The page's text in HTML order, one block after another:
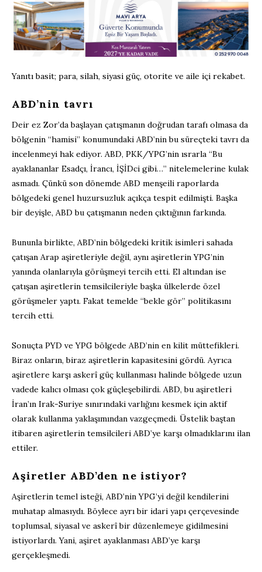
Yanıtı basit; para, silah, siyasi güç, otorite ve aile içi rekabet.
ABD’nin tavrı
Deir ez Zor’da başlayan çatışmanın doğrudan tarafı olmasa da
bölgenin “hamisi” konumundaki ABD’nin bu süreçteki tavrı da
incelenmeyi hak ediyor. ABD, PKK/YPG’nin ısrarla “Bu
ayaklananlar Esadçı, İrancı, İŞİDci gibi…” nitelemelerine kulak
asmadı. Çünkü son dönemde ABD menşeili raporlarda
bölgedeki genel huzursuzluk açıkça tespit edilmişti. Başka
bir deyişle, ABD bu çatışmanın neden çıktığının farkında.
Bununla birlikte, ABD’nin bölgedeki kritik isimleri sahada
çatışan Arap aşiretleriyle değil, aynı aşiretlerin YPG’nin
yanında olanlarıyla görüşmeyi tercih etti. El altından ise
çatışan aşiretlerin temsilcileriyle başka ülkelerde özel
görüşmeler yaptı. Fakat temelde “bekle gör” politikasını
tercih etti.
Sonuçta PYD ve YPG bölgede ABD’nin en kilit müttefikleri.
Biraz onların, biraz aşiretlerin kapasitesini gördü. Ayrıca
aşiretlere karşı askerî güç kullanması halinde bölgede uzun
vadede kalıcı olması çok güçleşebilirdi. ABD, bu aşiretleri
İran’ın Irak-Suriye sınırındaki varlığını kesmek için aktif
olarak kullanma yaklaşımından vazgeçmedi. Üstelik baştan
itibaren aşiretlerin temsilcileri ABD’ye karşı olmadıklarını ilan
ettiler.
Aşiretler ABD’den ne istiyor?
Aşiretlerin temel isteği, ABD’nin YPG’yi değil kendilerini
muhatap almasıydı. Böylece ayrı bir idari yapı çerçevesinde
toplumsal, siyasal ve askerî bir düzenlemeye gidilmesini
istiyorlardı. Yani, aşiret ayaklanması ABD’ye karşı
gerçekleşmedi.